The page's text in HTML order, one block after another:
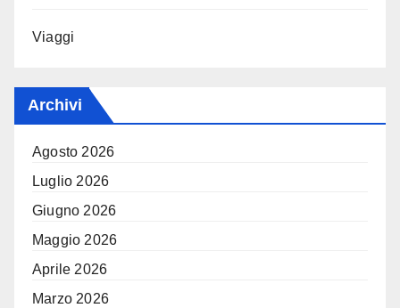
Viaggi
Archivi
Agosto 2026
Luglio 2026
Giugno 2026
Maggio 2026
Aprile 2026
Marzo 2026